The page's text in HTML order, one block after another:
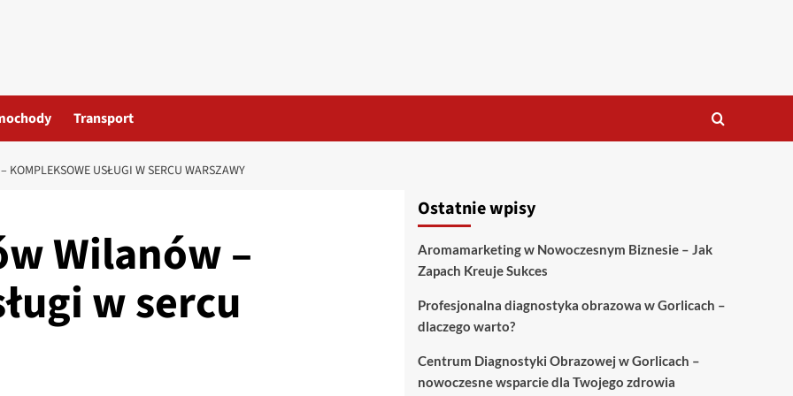
Transport
KOMPLEKSOWE USŁUGI W SERCU WARSZAWY
Wilanów –
w sercu
Ostatnie wpisy
Aromamarketing w Nowoczesnym Biznesie – Jak
Zapach Kreuje Sukces
Profesjonalna diagnostyka obrazowa w Gorlicach –
dlaczego warto?
Centrum Diagnostyki Obrazowej w Gorlicach –
nowoczesne wsparcie dla Twojego zdrowia